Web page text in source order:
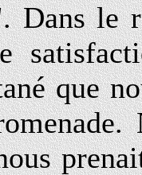
Dans le
que